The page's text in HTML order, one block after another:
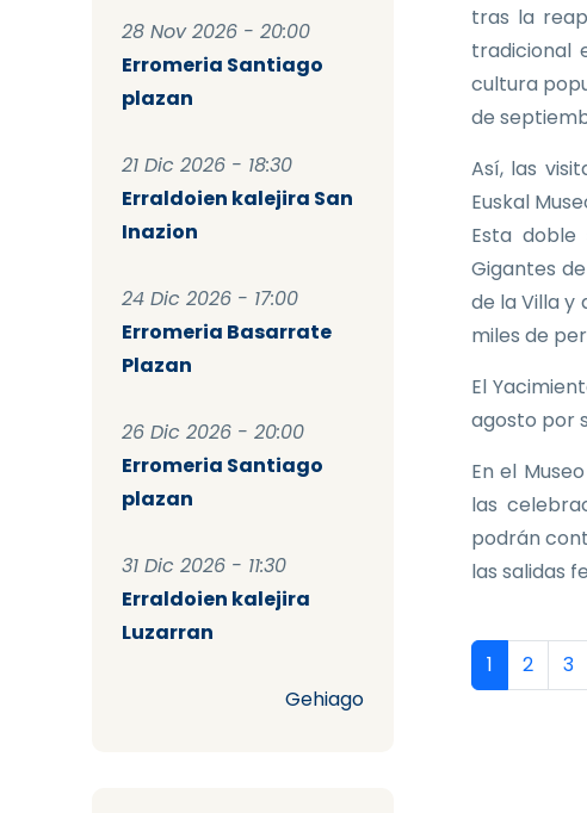
28 Nov 2026 - 20:00
Erromeria Santiago
plazan
21 Dic 2026 - 18:30
Erraldoien kalejira San
Inazion
24 Dic 2026 - 17:00
Erromeria Basarrate
Plazan
26 Dic 2026 - 20:00
Erromeria Santiago
plazan
31 Dic 2026 - 11:30
Erraldoien kalejira
Luzarran
Gehiago
tras la
tradicional
cultura
de
Así, las
Euskal
Esta
Gigantes
de la Villa y
miles de
El
agosto por
En el
las
podrán
las salidas
Página
1 Página
2 3